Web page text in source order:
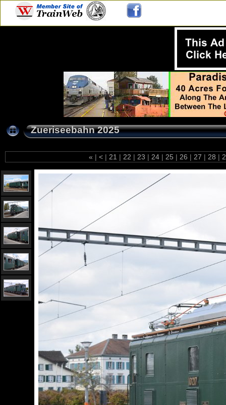
Zueriseebahn 2025
« | < | 21 | 22 | 23 | 24 | 25 | 26 | 27 | 28 |